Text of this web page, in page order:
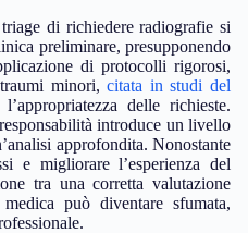
di richiedere radiografie si
preliminare, presupponendo
di protocolli rigorosi,
minori,citata in studi del
delle richieste.
introduce un livello
approfondita. Nonostante
e migliorare l’esperienza del
tra una corretta valutazione
può diventare sfumata,